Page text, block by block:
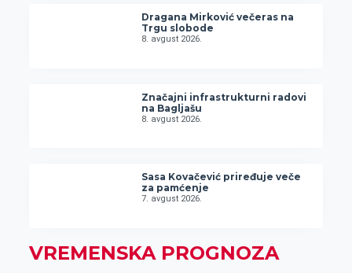
Dragana Mirković večeras na
Trgu slobode
8. avgust 2026.
Značajni infrastrukturni radovi
na Bagljašu
8. avgust 2026.
Sasa Kovačević priređuje veče
za pamćenje
7. avgust 2026.
VREMENSKA PROGNOZA